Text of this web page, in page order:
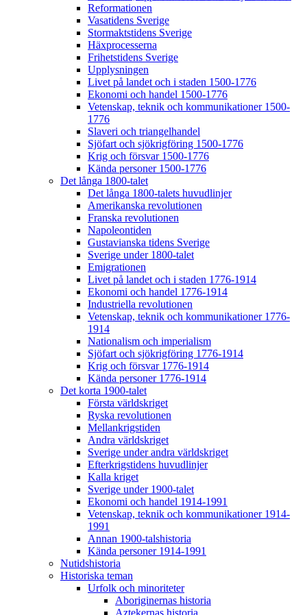
Reformationen
Vasatidens Sverige
Stormaktstidens Sverige
Häxprocesserna
Frihetstidens Sverige
Upplysningen
Livet på landet och i staden 1500-1776
Ekonomi och handel 1500-1776
Vetenskap, teknik och kommunikationer 1500-
1776
Slaveri och triangelhandel
Sjöfart och sjökrigföring 1500-1776
Krig och försvar 1500-1776
Kända personer 1500-1776
Det långa 1800-talet
Det långa 1800-talets huvudlinjer
Amerikanska revolutionen
Franska revolutionen
Napoleontiden
Gustavianska tidens Sverige
Sverige under 1800-talet
Emigrationen
Livet på landet och i staden 1776-1914
Ekonomi och handel 1776-1914
Industriella revolutionen
Vetenskap, teknik och kommunikationer 1776-
1914
Nationalism och imperialism
Sjöfart och sjökrigföring 1776-1914
Krig och försvar 1776-1914
Kända personer 1776-1914
Det korta 1900-talet
Första världskriget
Ryska revolutionen
Mellankrigstiden
Andra världskriget
Sverige under andra världskriget
Efterkrigstidens huvudlinjer
Kalla kriget
Sverige under 1900-talet
Ekonomi och handel 1914-1991
Vetenskap, teknik och kommunikationer 1914-
1991
Annan 1900-talshistoria
Kända personer 1914-1991
Nutidshistoria
Historiska teman
Urfolk och minoriteter
Aboriginernas historia